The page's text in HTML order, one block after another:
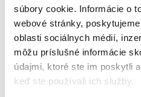
súbory cookie. Informácie o
webové stránky,
oblasti sociálnych médií,
môžu príslušné informácie
údajmi, ktoré ste im poskytli
keď ste používali ich služby.
Pridať do
Späť